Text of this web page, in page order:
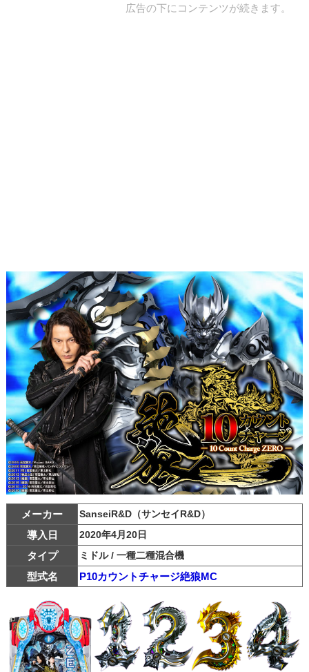
広告の下にコンテンツが続きます。
メーカー SanseiR&D（サンセイR&D）
導入日 2020年4月20日
タイプ ミドル / 一種二種混合機
型式名 P10カウントチャージ絶狼MC